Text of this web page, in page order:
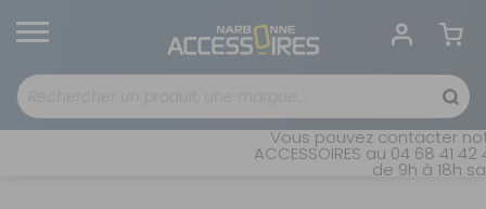
Vous pouvez contacter
ACCESSOIRES au 04 68 41
de 9h à 18h